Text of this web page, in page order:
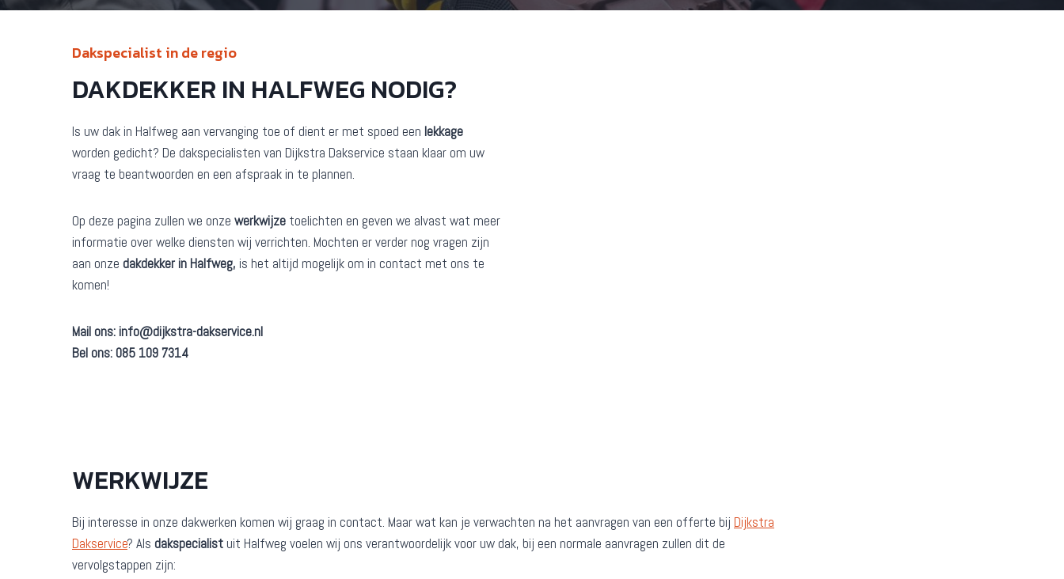
Dakspecialist in de regio
DAKDEKKER IN HALFWEG NODIG?
Is uw dak in Halfweg aan vervanging toe of dient er met spoed een lekkage
worden gedicht? De dakspecialisten van Dijkstra Dakservice staan klaar om uw
vraag te beantwoorden en een afspraak in te plannen.
Op deze pagina zullen we onze werkwijze toelichten en geven we alvast wat meer
informatie over welke diensten wij verrichten. Mochten er verder nog vragen zijn
aan onze dakdekker in Halfweg, is het altijd mogelijk om in contact met ons te
komen!
Mail ons: info@dijkstra-dakservice.nl
Bel ons: 085 109 7314
WERKWIJZE
Bij interesse in onze dakwerken komen wij graag in contact. Maar wat kan je verwachten na het aanvragen van een offerte bij Dijkstra
Dakservice? Als dakspecialist uit Halfweg voelen wij ons verantwoordelijk voor uw dak, bij een normale aanvragen zullen dit de
vervolgstappen zijn: